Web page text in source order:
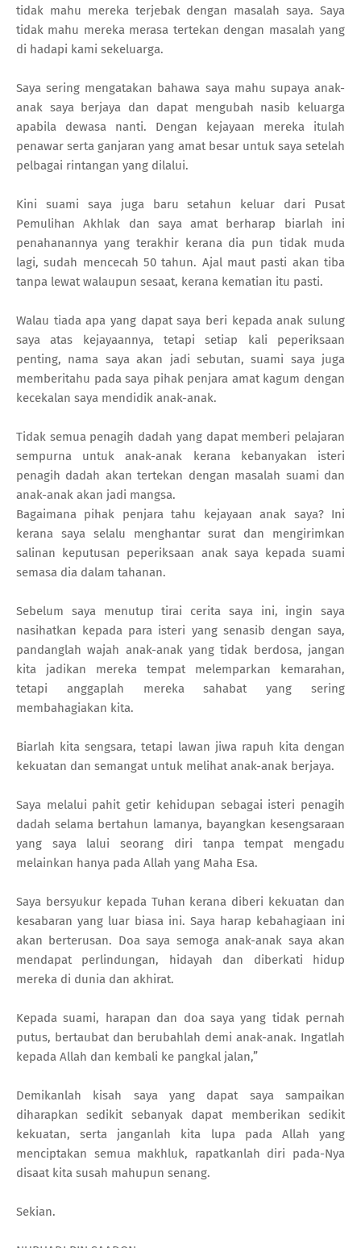
tidak mahu mereka terjebak dengan masalah saya. Saya
tidak mahu mereka merasa tertekan dengan masalah yang
di hadapi kami sekeluarga.
Saya sering mengatakan bahawa saya mahu supaya anak-
anak saya berjaya dan dapat mengubah nasib keluarga
apabila dewasa nanti. Dengan kejayaan mereka itulah
penawar serta ganjaran yang amat besar untuk saya setelah
pelbagai rintangan yang dilalui.
Kini suami saya juga baru setahun keluar dari Pusat
Pemulihan Akhlak dan saya amat berharap biarlah ini
penahanannya yang terakhir kerana dia pun tidak muda
lagi, sudah mencecah 50 tahun. Ajal maut pasti akan tiba
tanpa lewat walaupun sesaat, kerana kematian itu pasti.
Walau tiada apa yang dapat saya beri kepada anak sulung
saya atas kejayaannya, tetapi setiap kali peperiksaan
penting, nama saya akan jadi sebutan, suami saya juga
memberitahu pada saya pihak penjara amat kagum dengan
kecekalan saya mendidik anak-anak.
Tidak semua penagih dadah yang dapat memberi pelajaran
sempurna untuk anak-anak kerana kebanyakan isteri
penagih dadah akan tertekan dengan masalah suami dan
anak-anak akan jadi mangsa.
Bagaimana pihak penjara tahu kejayaan anak saya? Ini
kerana saya selalu menghantar surat dan mengirimkan
salinan keputusan peperiksaan anak saya kepada suami
semasa dia dalam tahanan.
Sebelum saya menutup tirai cerita saya ini, ingin saya
nasihatkan kepada para isteri yang senasib dengan saya,
pandanglah wajah anak-anak yang tidak berdosa, jangan
kita jadikan mereka tempat melemparkan kemarahan,
tetapi anggaplah mereka sahabat yang sering
membahagiakan kita.
Biarlah kita sengsara, tetapi lawan jiwa rapuh kita dengan
kekuatan dan semangat untuk melihat anak-anak berjaya.
Saya melalui pahit getir kehidupan sebagai isteri penagih
dadah selama bertahun lamanya, bayangkan kesengsaraan
yang saya lalui seorang diri tanpa tempat mengadu
melainkan hanya pada Allah yang Maha Esa.
Saya bersyukur kepada Tuhan kerana diberi kekuatan dan
kesabaran yang luar biasa ini. Saya harap kebahagiaan ini
akan berterusan. Doa saya semoga anak-anak saya akan
mendapat perlindungan, hidayah dan diberkati hidup
mereka di dunia dan akhirat.
Kepada suami, harapan dan doa saya yang tidak pernah
putus, bertaubat dan berubahlah demi anak-anak. Ingatlah
kepada Allah dan kembali ke pangkal jalan,”
Demikanlah kisah saya yang dapat saya sampaikan
diharapkan sedikit sebanyak dapat memberikan sedikit
kekuatan, serta janganlah kita lupa pada Allah yang
menciptakan semua makhluk, rapatkanlah diri pada-Nya
disaat kita susah mahupun senang.
Sekian.